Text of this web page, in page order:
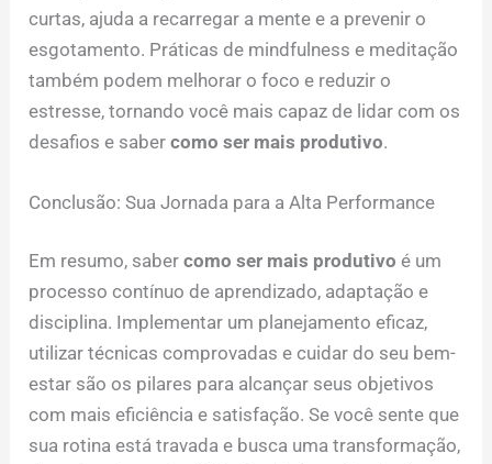
curtas, ajuda a recarregar a mente e a prevenir o
esgotamento. Práticas de mindfulness e meditação
também podem melhorar o foco e reduzir o
estresse, tornando você mais capaz de lidar com os
desafios e sabercomo ser mais produtivo.
Conclusão: Sua Jornada para a Alta Performance
Em resumo, sabercomo ser mais produtivo é um
processo contínuo de aprendizado, adaptação e
disciplina. Implementar um planejamento eficaz,
utilizar técnicas comprovadas e cuidar do seu bem-
estar são os pilares para alcançar seus objetivos
com mais eficiência e satisfação. Se você sente que
sua rotina está travada e busca uma transformação,